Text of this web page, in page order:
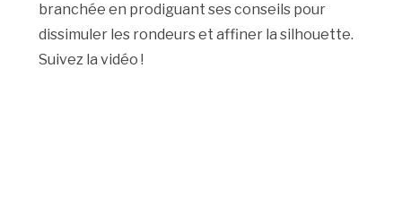
branchée en prodiguant ses conseils pour
dissimuler les rondeurs et affiner la silhouette.
Suivez la vidéo !